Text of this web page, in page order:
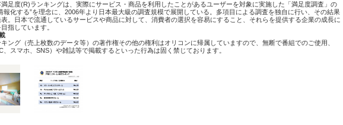
足度(R)ランキングは、実際にサービス・商品を利用したことがあるユーザーを対象に実施した「満足度調査」の
報化する”を理念に、2006年より日本最大級の調査規模で展開している。多項目による調査を独自に行い、その結果
。日本で流通しているサービスや商品に対して、消費者の選択を容易にすること、それらを提供する企業の成長に
指しています。
ング（売上枚数のデータ等）の著作権その他の権利はオリコンに帰属していますので、無断で番組でのご使用、
、スマホ、SNS）や雑誌等で掲載するといった行為は固く禁じております。